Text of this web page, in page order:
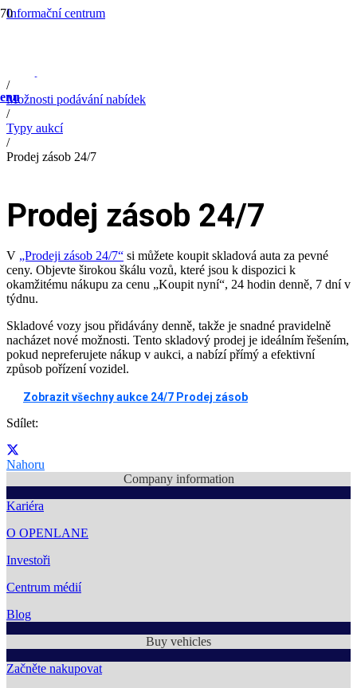
Informační centrum
/
Možnosti podávání nabídek
/
Typy aukcí
/
Prodej zásob 24/7
Prodej zásob 24/7
V „Prodeji zásob 24/7“ si můžete koupit skladová auta za pevné
ceny. Objevte širokou škálu vozů, které jsou k dispozici k
okamžitému nákupu za cenu „Koupit nyní“, 24 hodin denně, 7 dní v
týdnu.
Skladové vozy jsou přidávány denně, takže je snadné pravidelně
nacházet nové možnosti. Tento skladový prodej je ideálním řešením,
pokud nepreferujete nákup v aukci, a nabízí přímý a efektivní
způsob pořízení vozidel.
Zobrazit všechny aukce 24/7 Prodej zásob
Sdílet:
Nahoru
Company information
Kariéra
O OPENLANE
Investoři
Centrum médií
Blog
Buy vehicles
Začněte nakupovat